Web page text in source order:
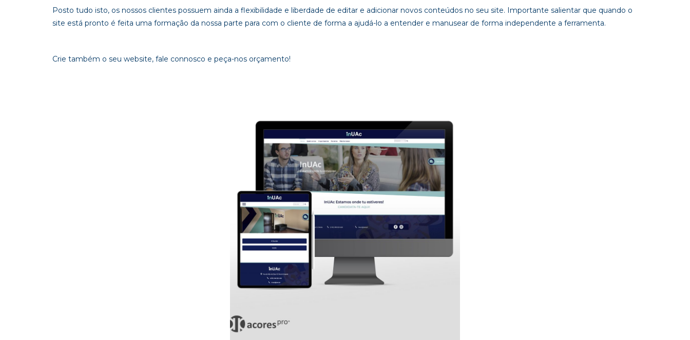
Posto tudo isto, os nossos clientes possuem ainda a flexibilidade e liberdade de editar e adicionar novos conteúdos no seu site. Importante salientar que quando o
site está pronto é feita uma formação da nossa parte para com o cliente de forma a ajudá-lo a entender e manusear de forma independente a ferramenta.
Crie também o seu website, fale connosco e peça-nos orçamento!